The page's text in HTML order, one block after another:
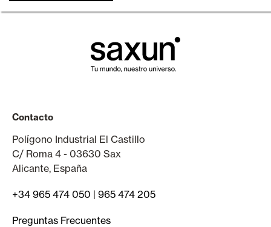
Contacto
Polígono Industrial El Castillo
C/ Roma 4 - 03630 Sax
Alicante, España
+34 965 474 050 | 965 474 205
Preguntas Frecuentes